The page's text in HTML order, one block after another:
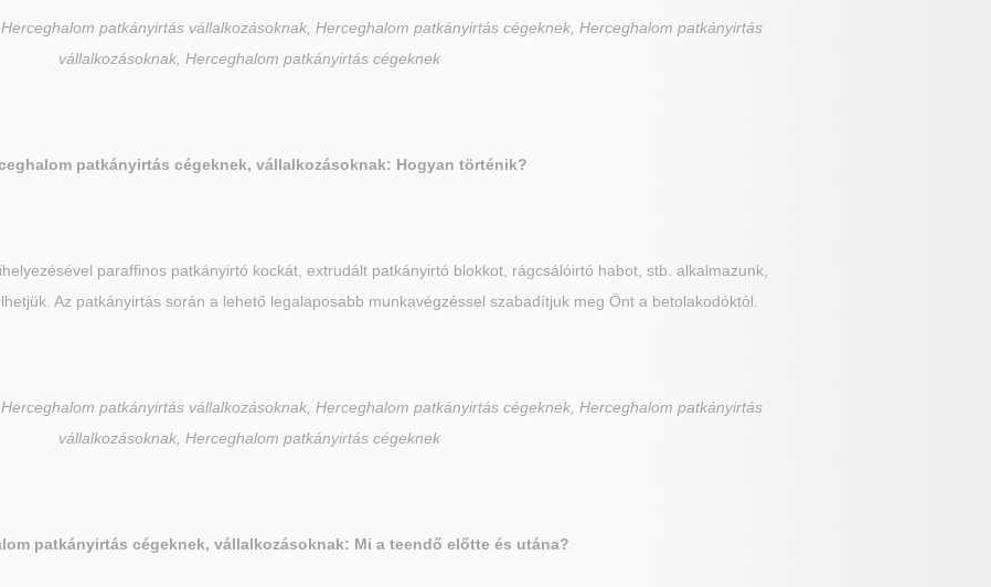
patkányirtás vállalkozásoknak, Herceghalom patkányirtás cégeknek, Herceghalom patkányirtás
vállalkozásoknak, Herceghalom patkányirtás cégeknek
patkányirtás cégeknek, vállalkozásoknak: Hogyan történik?
paraffinos patkányirtó kockát, extrudált patkányirtó blokkot, rágcsálóirtó habot, stb. alkalmazunk,
Az patkányirtás során a lehető legalaposabb munkavégzéssel szabadítjuk meg Önt a betolakodóktól.
patkányirtás vállalkozásoknak, Herceghalom patkányirtás cégeknek, Herceghalom patkányirtás
vállalkozásoknak, Herceghalom patkányirtás cégeknek
patkányirtás cégeknek, vállalkozásoknak: Mi a teendő előtte és utána?